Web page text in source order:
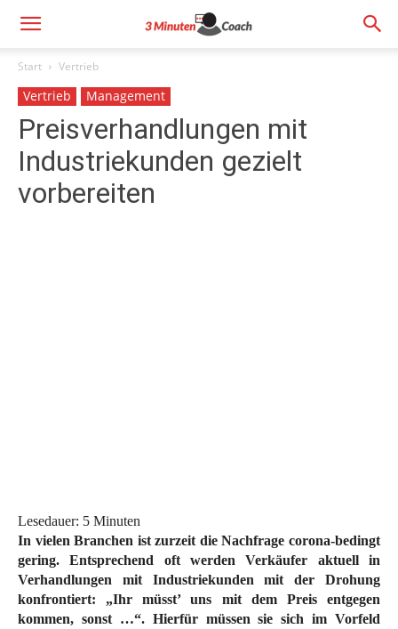
Start Vertrieb
Vertrieb Management
Preisverhandlungen mit
Industriekunden gezielt
vorbereiten
Lesedauer: 5 Minuten
In vielen Branchen ist zurzeit die Nachfrage corona-bedingt
gering. Entsprechend oft werden Verkäufer aktuell in
Verhandlungen mit Industriekunden mit der Drohung
konfrontiert: „Ihr müsst’ uns mit dem Preis entgegen
kommen, sonst …“. Hierfür müssen sie sich im Vorfeld